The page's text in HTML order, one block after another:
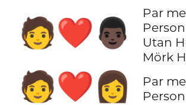
🧑‍❤️‍👨🏿
Par
Utan
Mörk
🧑‍❤️‍👩
Par